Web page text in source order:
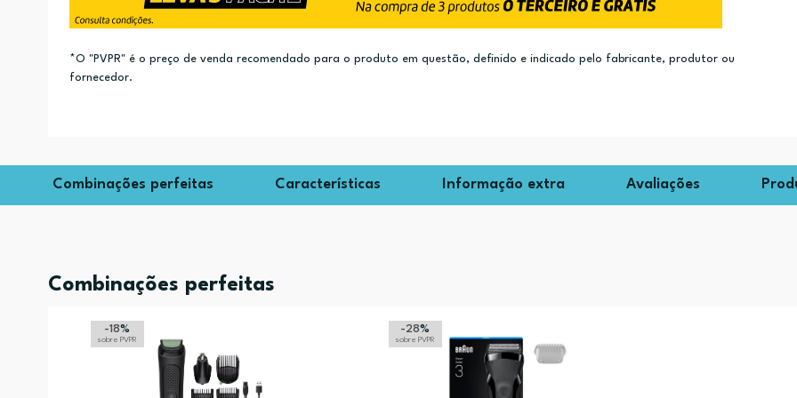
*O "PVPR" é o preço de venda recomendado para o produto em questão, definido e indicado pelo fabricante, produtor ou
fornecedor.
Combinações perfeitas Características Informação extra Avaliações
Combinações perfeitas
-18%
sobre PVPR
-28%
sobre PVPR